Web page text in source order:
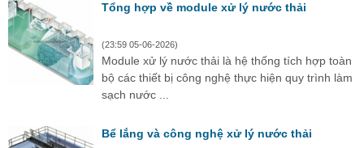
Tổng hợp về module xử lý nước thải
(23:59 05-06-2026)
Module xử lý nước thải là hệ thống tích hợp toàn
bộ các thiết bị công nghệ thực hiện quy trình làm
sạch nước ...
Bể lắng và công nghệ xử lý nước thải